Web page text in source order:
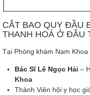
CẮT BAO QUY ĐẦU
THANH HOÁ Ở ĐÂU
Tại Phòng khám Nam Khoa
Bác Sĩ Lê Ngọc Hải –
Khoa
Thành Viên hội y học